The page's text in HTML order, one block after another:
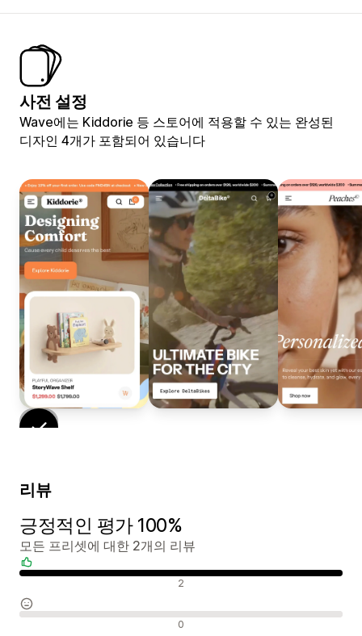
사전 설정
Wave에는 Kiddorie 등 스토어에 적용할 수 있는 완성된
디자인 4개가 포함되어 있습니다
리뷰
긍정적인 평가 100%
모든 프리셋에 대한 2개의 리뷰
2
0